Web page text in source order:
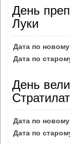
День
Луки
Дата по
Дата по
День
Дата по
Дата по